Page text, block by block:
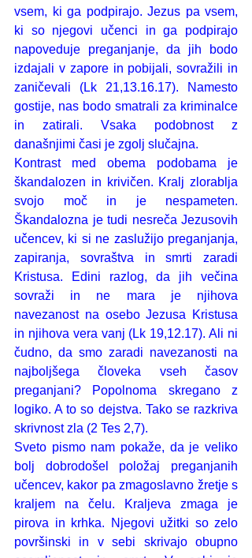
vsem, ki ga podpirajo. Jezus pa vsem,
ki so njegovi učenci in ga podpirajo
napoveduje preganjanje, da jih bodo
izdajali v zapore in pobijali, sovražili in
zaničevali (Lk 21,13.16.17). Namesto
gostije, nas bodo smatrali za kriminalce
in zatirali. Vsaka podobnost z
današnjimi časi je zgolj slučajna.
Kontrast med obema podobama je
škandalozen in krivičen. Kralj zlorablja
svojo moč in je nespameten.
Škandalozna je tudi nesreča Jezusovih
učencev, ki si ne zaslužijo preganjanja,
zapiranja, sovraštva in smrti zaradi
Kristusa. Edini razlog, da jih večina
sovraži in ne mara je njihova
navezanost na osebo Jezusa Kristusa
in njihova vera vanj (Lk 19,12.17). Ali ni
čudno, da smo zaradi navezanosti na
najboljšega človeka vseh časov
preganjani? Popolnoma skregano z
logiko. A to so dejstva. Tako se razkriva
skrivnost zla (2 Tes 2,7).
Sveto pismo nam pokaže, da je veliko
bolj dobrodošel položaj preganjanih
učencev, kakor pa zmagoslavno žretje s
kraljem na čelu. Kraljeva zmaga je
pirova in krhka. Njegovi užitki so zelo
površinski in v sebi skrivajo obupno